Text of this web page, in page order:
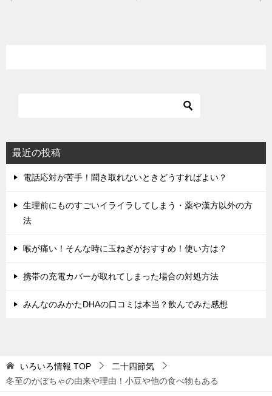
ン
最近の投稿
電話応対が苦手！聞き取れないときどうすればよい？
生理前にものすごいイライラしてしまう・薬や漢方以外の方
法
喉が痛い！そんな時に玉ねぎがおすすめ！使い方は？
携帯の充電カバーが取れてしまった場合の対処方法
みんなのみかたDHAの口コミは本当？飲んでみた感想
いろいろ情報 TOP
二十四節気
冬至のかぼちゃの由来や理由！小豆や他の食べ物もある